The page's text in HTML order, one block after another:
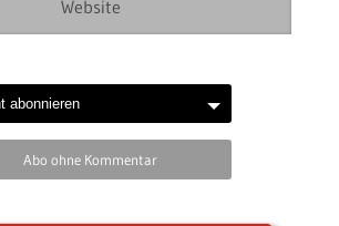
Abo ohne Kommentar